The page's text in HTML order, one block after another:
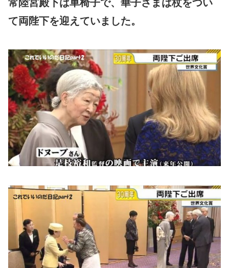
常陸宮殿下は車椅子で、華子さまは杖をつい
て両陛下を迎えていました。